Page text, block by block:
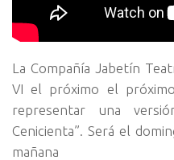
La Compañía Jabetín
VI el próximo el
representar una
Cenicienta”. Será el
mañana